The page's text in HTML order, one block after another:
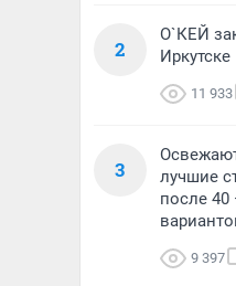
2
О`КЕЙ
Иркутске
11 933
3
лучшие
после
9 397